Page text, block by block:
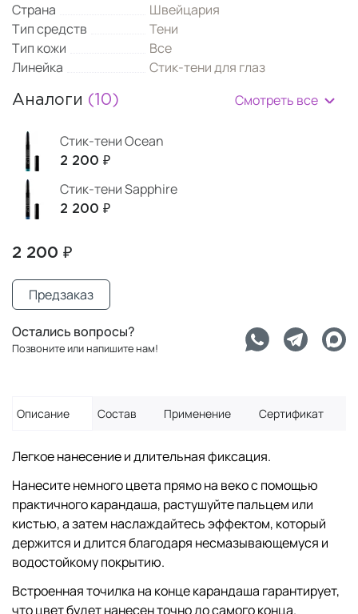
Страна
Швейцария
Тип средств
Тени
Тип кожи
Все
Линейка
Стик-тени для глаз
Аналоги (10) Смотреть все
Стик-тени Ocean
2 200 ₽
Стик-тени Sapphire
2 200 ₽
2 200 ₽
Предзаказ
Остались вопросы?
Позвоните или напишите нам!
Описание Состав Применение Сертификат
Легкое нанесение и длительная фиксация.
Нанесите немного цвета прямо на веко с помощью
практичного карандаша, растушуйте пальцем или
кистью, а затем наслаждайтесь эффектом, который
держится и длится благодаря несмазывающемуся и
водостойкому покрытию.
Встроенная точилка на конце карандаша гарантирует,
что цвет будет нанесен точно до самого конца.